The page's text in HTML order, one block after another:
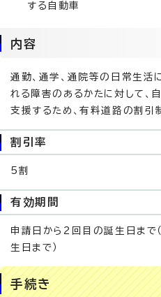
する自動車
内容
通勤、通学、通院等の日常生活
れる障害のあるかたに対して、
支援するため、有料道路の割引
割引率
5割
有効期間
申請日から2回目の誕生日まで
生日まで）
手続き